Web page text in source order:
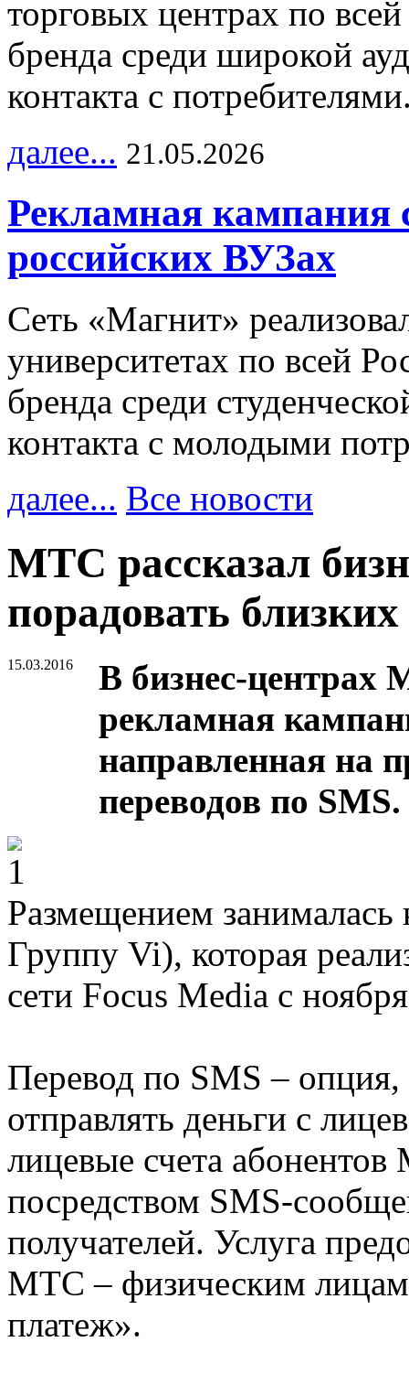
торговых центрах по
бренда среди широкой
контакта с
далее... 21.05.2026
Рекламная кампания
российских ВУЗах
Сеть «Магнит»
университетах по всей
бренда среди
контакта с молодыми
далее... Все новости
МТС рассказал
порадовать близких
15.03.2016
В бизнес-центрах
рекламная
направленная на
переводов по SMS.
Размещением
Группу Vi), которая
сети Focus Media с
Перевод по SMS –
отправлять деньги с
лицевые счета
посредством SMS-
получателей. Услуга
МТС – физическим
платеж».